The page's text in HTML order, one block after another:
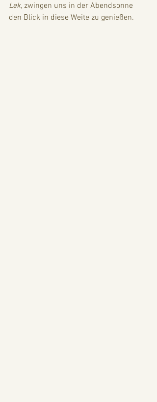
Lek, zwingen uns in der Abendsonne
den Blick in diese Weite zu genießen.